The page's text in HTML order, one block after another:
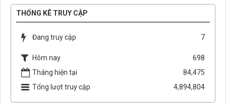
THỐNG KÊ TRUY CẬP
Đang truy cập 7
Hôm nay
698
Tháng hiện tại
84,475
Tổng lượt truy cập
4,894,804